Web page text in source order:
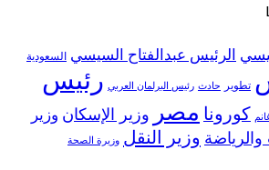
الرئيس عبدالفتاح السيسي السعودية
تطوير حادث رئيس البرلمان العربي رئيس
كورونا مصر وزير الإسكان وزير
وزير النقل وزيرة الصحة